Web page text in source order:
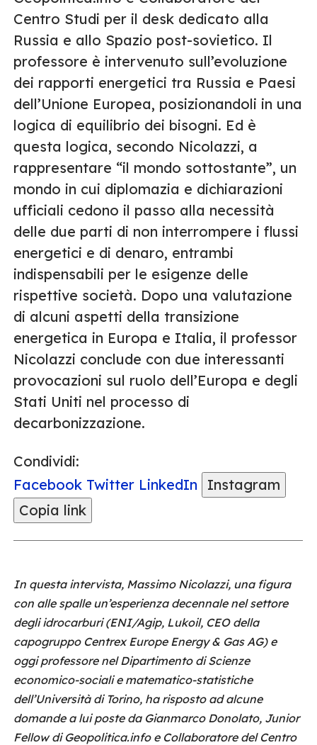
Centro Studi per il desk dedicato alla
Russia e allo Spazio post-sovietico. Il
professore è intervenuto sull’evoluzione
dei rapporti energetici tra Russia e Paesi
dell’Unione Europea, posizionandoli in una
logica di equilibrio dei bisogni. Ed è
questa logica, secondo Nicolazzi, a
rappresentare “il mondo sottostante”, un
mondo in cui diplomazia e dichiarazioni
ufficiali cedono il passo alla necessità
delle due parti di non interrompere i flussi
energetici e di denaro, entrambi
indispensabili per le esigenze delle
rispettive società. Dopo una valutazione
di alcuni aspetti della transizione
energetica in Europa e Italia, il professor
Nicolazzi conclude con due interessanti
provocazioni sul ruolo dell’Europa e degli
Stati Uniti nel processo di
decarbonizzazione.
Condividi:
Facebook Twitter LinkedIn
Instagram
Copia link
In questa intervista, Massimo Nicolazzi, una figura
con alle spalle un’esperienza decennale nel settore
degli idrocarburi (ENI/Agip, Lukoil, CEO della
capogruppo Centrex Europe Energy & Gas AG) e
oggi professore nel Dipartimento di Scienze
economico-sociali e matematico-statistiche
dell’Università di Torino, ha risposto ad alcune
domande a lui poste da Gianmarco Donolato, Junior
Fellow di Geopolitica.info e Collaboratore del Centro